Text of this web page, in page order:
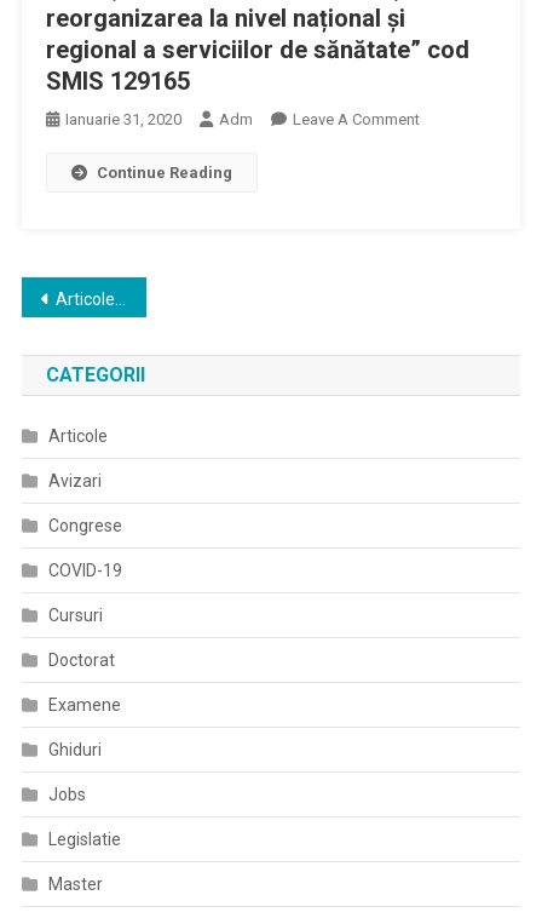
reorganizarea la nivel național și
regional a serviciilor de sănătate” cod
SMIS 129165
Ianuarie 31, 2020 Adm Leave A CommentOn
Pentru
La
Și
Sănătate”
129165
Continue Reading
Navigare
în
articole
Articole mai vechi
CATEGORII
Articole
Avizari
Congrese
COVID-19
Cursuri
Doctorat
Examene
Ghiduri
Jobs
Legislatie
Master